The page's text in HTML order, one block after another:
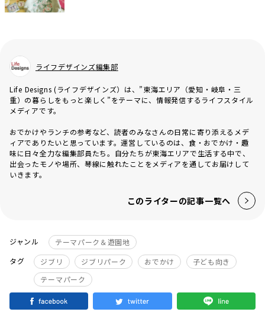
ライフデザインズ編集部
Life Designs (ライフデザインズ）は、”東海エリア（愛知・岐阜・三
重）の暮らしをもっと楽しく”をテーマに、情報発信するライフスタイル
メディアです。
おでかけやランチの参考など、読者のみなさんの日常に寄り添えるメデ
ィアでありたいと思っています。運営しているのは、食・おでかけ・趣
味に日々全力な編集部員たち。自分たちが東海エリアで生活する中で、
出会ったモノや場所、琴線に触れたことをメディアを通してお届けして
いきます。
このライターの記事一覧へ
ジャンル
テーマパーク＆遊園地
タグ
ジブリ ジブリパーク おでかけ
子ども向き
テーマパーク